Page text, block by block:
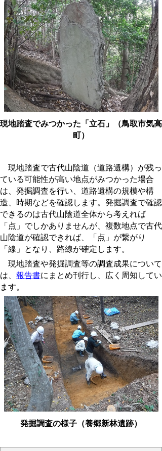
現地踏査でみつかった「立石」（鳥取市気高
町）
現地踏査で古代山陰道（道路遺構）が残っ
ている可能性が高い地点がみつかった場合
は、発掘調査を行い、道路遺構の規模や構
造、時期などを確認します。発掘調査で確認
できるのは古代山陰道全体から考えれば
「点」でしかありませんが、複数地点で古代
山陰道が確認できれば、「点」が繋がり
「線」となり、路線が確定します。
現地踏査や発掘調査等の調査成果について
は、 報告書にまとめ刊行し、広く周知してい
ます。
発掘調査の様子（養郷新林遺跡）